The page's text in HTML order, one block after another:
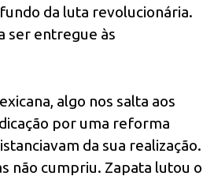
da luta revolucionária.
ser entregue às
algo nos salta aos
por uma reforma
da sua realização.
não cumpriu. Zapata lutou o